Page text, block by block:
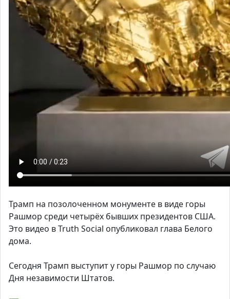
Трамп на позолоченном монументе в виде горы
Рашмор среди четырёх бывших президентов США.
Это видео в Truth Social опубликовал глава Белого
дома.
Сегодня Трамп выступит у горы Рашмор по случаю
Дня незавимости Штатов.